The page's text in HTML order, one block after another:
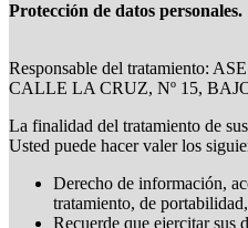
Protección de datos personales.
Responsable del tratamiento:
CALLE LA CRUZ, Nº 15,
La finalidad del tratamiento de
Usted puede hacer valer los
Derecho de información,
tratamiento, de
Recuerde que ejercitar sus